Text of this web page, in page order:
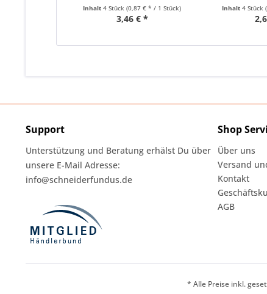
Inhalt4 Stück(0,87 € * / 1 Stück)
3,46 € *
Inhalt 4 Stück
Support
Unterstützung und Beratung erhälst Du über
unsere E-Mail Adresse:
info@schneiderfundus.de
Shop
Über uns
Versand
Kontakt
AGB
* Alle Preise inkl.